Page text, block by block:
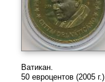
Ватикан.
50 евроцентов (2005 г.)